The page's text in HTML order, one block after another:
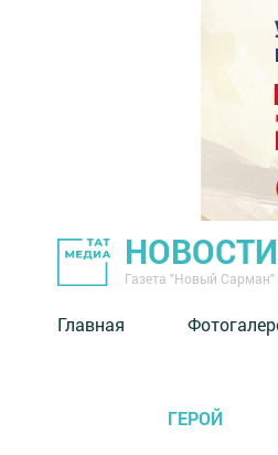
Газета "Новый
Главная
ГЕРОЙ